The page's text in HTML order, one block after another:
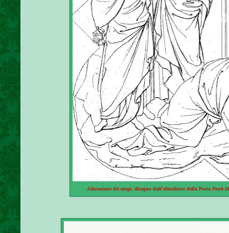
Adorazione dei magi, disegno dall'altorilievo della Porta Nord